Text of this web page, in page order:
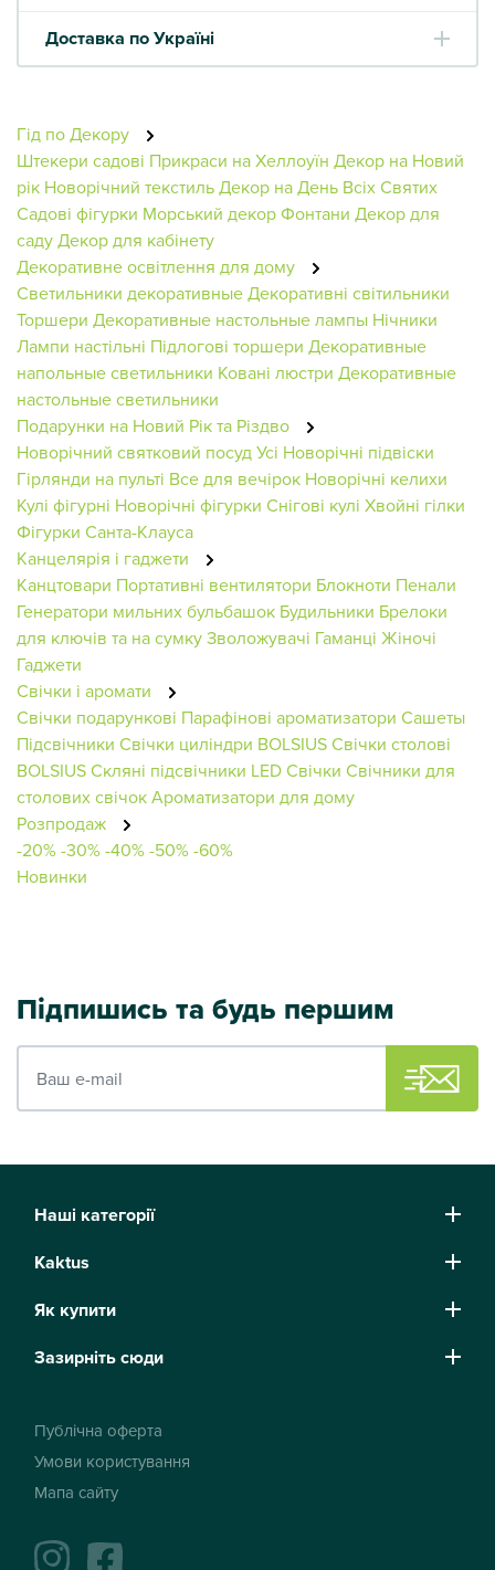
Доставка по Україні
Гід по Декору
Штекери садові Прикраси на Хеллоуїн Декор на Новий
рік Новорічний текстильДекор на День Всіх Святих
Садові фігурки Морський декорФонтани Декор для
садуДекор для кабінету
Декоративне освітлення для дому
Светильники декоративныеДекоративні світильники
Торшери Декоративные настольные лампы Нічники
Лампи настільні Підлогові торшери Декоративные
напольные светильники Ковані люстри Декоративные
настольные светильники
Подарунки на Новий Рік та Різдво
Новорічний святковий посудУсі Новорічні підвіски
Гірлянди на пульті Все для вечірок Новорічні келихи
Кулі фігурні Новорічні фігурки Снігові кулі Хвойні гілки
Фігурки Санта-Клауса
Канцелярія і гаджети
Канцтовари Портативні вентилятори Блокноти Пенали
Генератори мильних бульбашок Будильники Брелоки
для ключів та на сумкуЗволожувачі Гаманці Жіночі
Гаджети
Свічки і аромати
Свічки подарункові Парафінові ароматизатори Сашеты
Підсвічники Свічки циліндри BOLSIUSСвічки столові
BOLSIUSСкляні підсвічники LED Свічки Свічники для
столових свічокАроматизатори для дому
Розпродаж
-20%-30%-40%-50%-60%
Новинки
Підпишись та будь першим
Наші категорії
Kaktus
Як купити
Зазирніть сюди
Публічна оферта
Умови користування
Мапа сайту
instagramfacebook